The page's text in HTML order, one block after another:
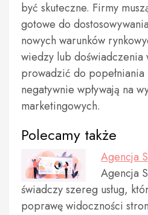
być skuteczne. Firmy
gotowe do
nowych warunków
wiedzy lub doświadczenia
prowadzić do popełniania
negatywnie wpływają na
marketingowych.
Polecamy także
Agencja
Agencja
świadczy szereg usług,
poprawę widoczności